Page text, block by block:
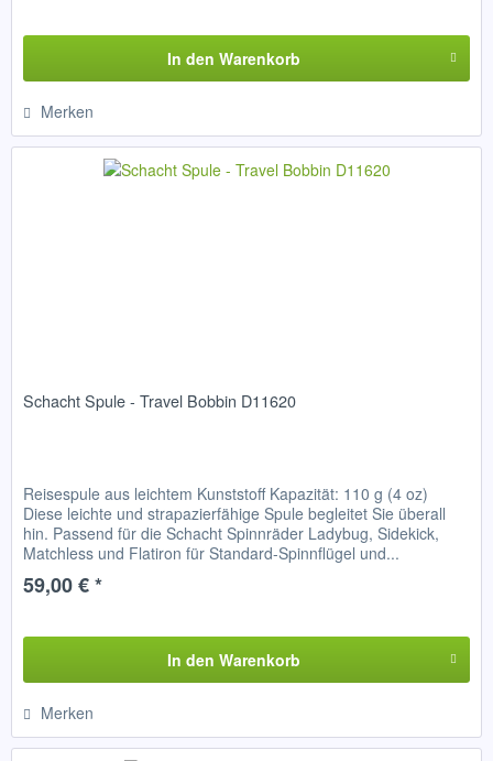
In den Warenkorb
Merken
Schacht Spule - Travel Bobbin D11620
Reisespule aus leichtem Kunststoff Kapazität: 110 g (4 oz)
Diese leichte und strapazierfähige Spule begleitet Sie überall
hin. Passend für die Schacht Spinnräder Ladybug, Sidekick,
Matchless und Flatiron für Standard-Spinnflügel und...
59,00 € *
In den Warenkorb
Merken